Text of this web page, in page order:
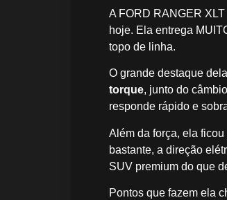
A FORD RANGER
hoje. Ela entrega
topo de linha.
O grande destaque
torque, junto do
responde rápido e
Além da força, ela
bastante, a direção
SUV premium do que
Pontos que fazem ela